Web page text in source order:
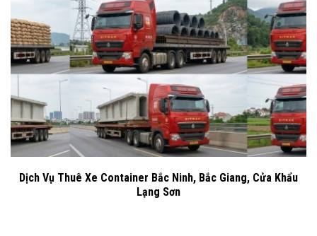
Dịch Vụ Thuê Xe Container Bắc Ninh, Bắc Giang, Cửa Khẩu
Lạng Sơn